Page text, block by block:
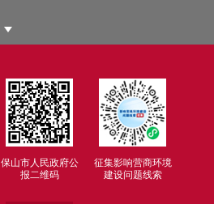
保山市人民政府公
报二维码
征集影响营商环境
建设问题线索